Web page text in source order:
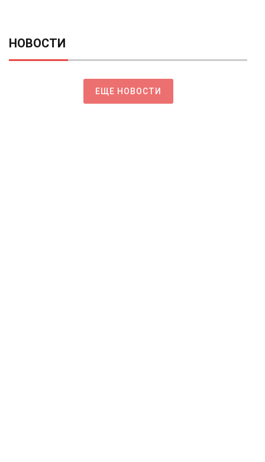
НОВОСТИ
ЕЩЕ НОВОСТИ